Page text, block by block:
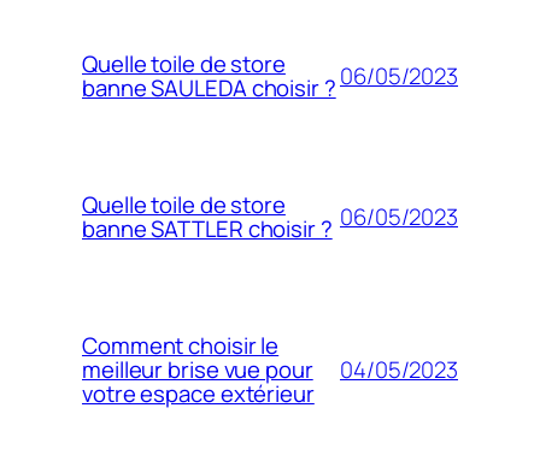
Quelle toile de store
banne SAULEDA choisir ?06/05/2023
Quelle toile de store
banne SATTLER choisir ? 06/05/2023
Comment choisir le
meilleur brise vue pour
votre espace extérieur
04/05/2023